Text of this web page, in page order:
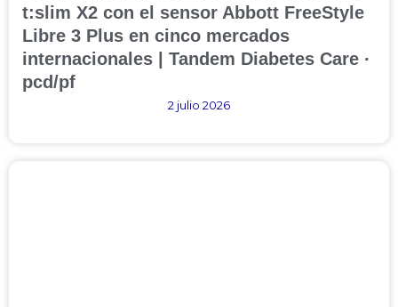
t:slim X2 con el sensor Abbott FreeStyle
Libre 3 Plus en cinco mercados
internacionales | Tandem Diabetes Care ·
pcd/pf
2 julio 2026